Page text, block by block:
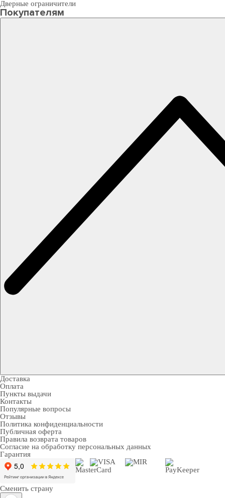
Дверные ограничители
Покупателям
Доставка
Оплата
Пункты выдачи
Контакты
Популярные вопросы
Отзывы
Политика конфиденциальности
Публичная оферта
Правила возврата товаров
Согласие на обработку персональных данных
Гарантия
Сменить страну